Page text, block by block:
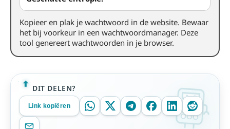
Kopieer en plak je wachtwoord in de website. Bewaar
het bij voorkeur in een wachtwoordmanager. Deze
tool genereert wachtwoorden in je browser.
DIT DELEN?
Link kopiëren